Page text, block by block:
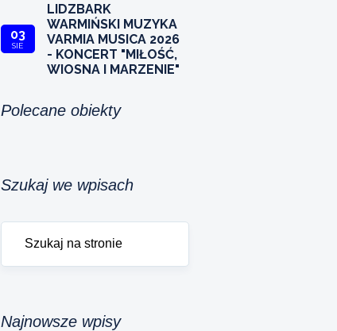
03
SIE
LIDZBARK
WARMIŃSKI MUZYKA
VARMIA MUSICA 2026
- KONCERT "MIŁOŚĆ,
WIOSNA I MARZENIE"
Polecane obiekty
Szukaj we wpisach
Najnowsze wpisy